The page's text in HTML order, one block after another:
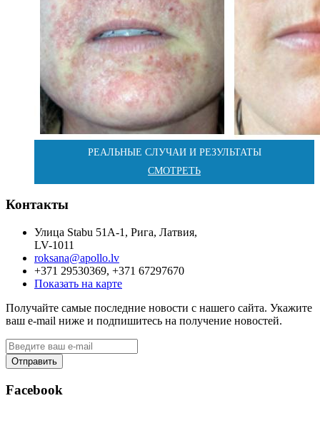
РЕАЛЬНЫЕ СЛУЧАИ И РЕЗУЛЬТАТЫ
СМОТРЕТЬ
Контакты
Улица Stabu 51A-1, Рига, Латвия,
LV-1011
roksana@apollo.lv
+371 29530369, +371 67297670
Показать на карте
Получайте самые последние новости с нашего сайта. Укажите
ваш e-mail ниже и подпишитесь на получение новостей.
Facebook